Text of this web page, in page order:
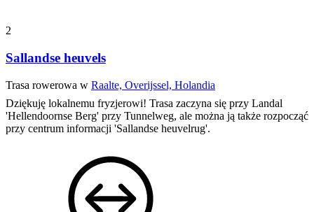
2
Sallandse heuvels
Trasa rowerowa w Raalte, Overijssel, Holandia
Dziękuję lokalnemu fryzjerowi! Trasa zaczyna się przy Landal
'Hellendoornse Berg' przy Tunnelweg, ale można ją także rozpocząć
przy centrum informacji 'Sallandse heuvelrug'.